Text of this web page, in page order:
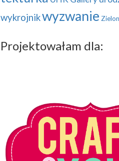
wykrojnikwyzwanie
Projektowałam dla: